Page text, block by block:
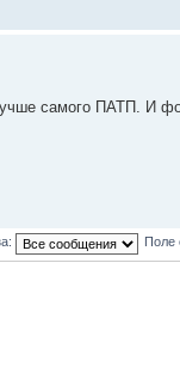
самого ПАТП. И
Поле